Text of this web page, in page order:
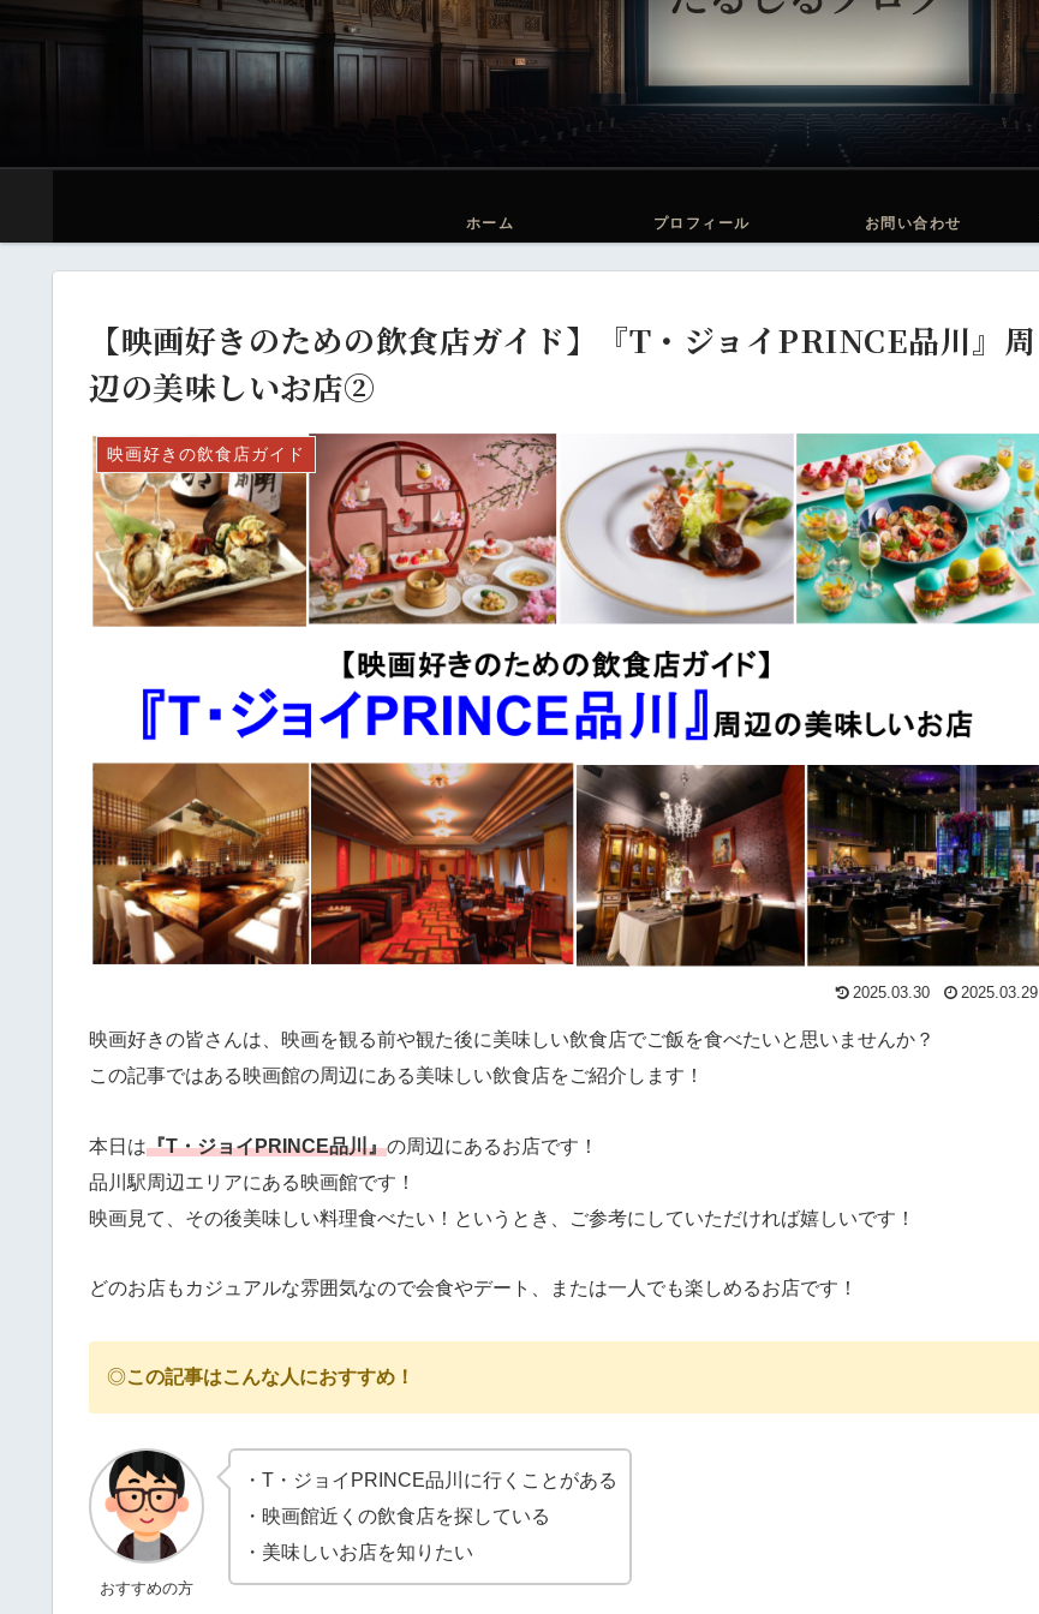
ホーム プロフィール お問い合わせ
【映画好きのための飲食店ガイド】『T・ジョイPRINCE品川』周
辺の美味しいお店②
映画好きの飲食店ガイド
2025.03.30 2025.03.29
映画好きの皆さんは、映画を観る前や観た後に美味しい飲食店でご飯を食べたいと思いませんか？
この記事ではある映画館の周辺にある美味しい飲食店をご紹介します！
本日は『T・ジョイPRINCE品川』の周辺にあるお店です！
品川駅周辺エリアにある映画館です！
映画見て、その後美味しい料理食べたい！というとき、ご参考にしていただければ嬉しいです！
どのお店もカジュアルな雰囲気なので会食やデート、または一人でも楽しめるお店です！
◎この記事はこんな人におすすめ！
おすすめの方
・T・ジョイPRINCE品川に行くことがある
・映画館近くの飲食店を探している
・美味しいお店を知りたい